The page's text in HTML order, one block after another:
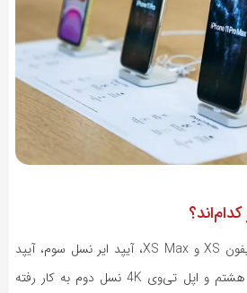
XSوXS Max، آیپد ایر نسل سوم، آیپد
هشتم و اپل تی‌وی 4Kنسل دوم به کار رفته